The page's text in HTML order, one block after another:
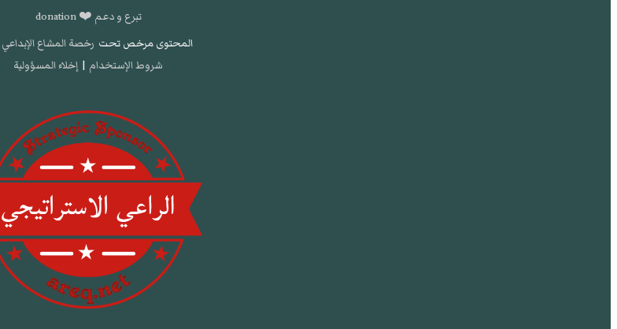
تبرع و دعم ❤️ donation
المحتوى مرخص تحت رخصة المشاع الإبداعي 3.0
شروط الإستخدام | إخلاء المسؤولية